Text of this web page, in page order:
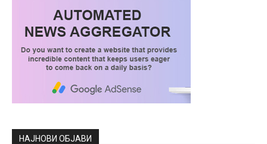
НАЈНОВИ ОБЈАВИ